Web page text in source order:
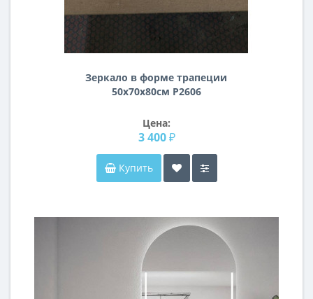
Зеркало в форме трапеции
50х70х80см Р2606
Цена:
3 400 ₽
Купить